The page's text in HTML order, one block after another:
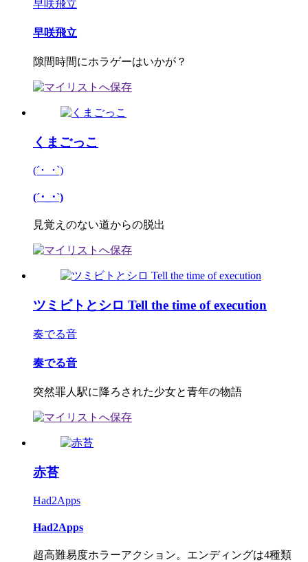
早咲飛立
早咲飛立
隙間時間にホラゲーはいかが？
くまごっこ
(´･_･`)
(´･_･`)
見覚えのない道からの脱出
ツミビトとシロ Tell the time of execution
奏でる音
奏でる音
突然罪人駅に降ろされた少女と青年の物語
赤苔
Had2Apps
Had2Apps
超高難易度ホラーアクション。エンディングは4種類